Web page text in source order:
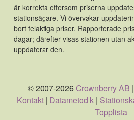
är korrekta eftersom priserna
stationsägare. Vi övervakar
bort felaktiga priser. Rapporterade
dagar; därefter visas stationen utan
uppdaterar den.
© 2007-2026 Crownberry AB |
Kontakt| Datametodik|
Topplista